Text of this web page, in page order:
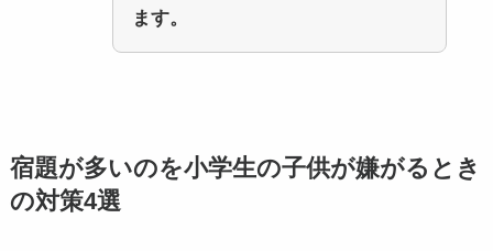
ます。
宿題が多いのを小学生の子供が嫌がるとき
の対策4選